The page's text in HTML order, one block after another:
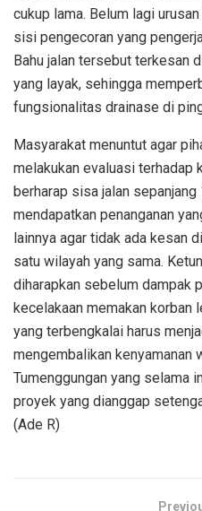
cukup lama. Belum lagi
sisi pengecoran yang
Bahu jalan tersebut terkesan
yang layak, sehingga
fungsionalitas drainase di
Masyarakat menuntut agar
melakukan evaluasi terhadap
berharap sisa jalan
mendapatkan penanganan
lainnya agar tidak ada kesan
satu wilayah yang sama.
diharapkan sebelum dampak
kecelakaan memakan korban
yang terbengkalai harus
mengembalikan kenyamanan
Tumenggungan yang selama
proyek yang dianggap
(Ade R)